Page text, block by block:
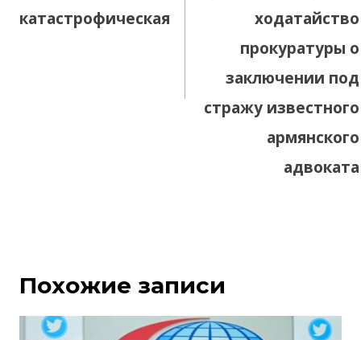
катастрофическая
ходатайство
прокуратуры о
заключении под
стражу известного
армянского
адвоката
Похожие записи